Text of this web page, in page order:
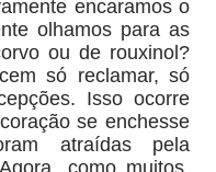
encaramos o
olhamos para as
ou de rouxinol?
só reclamar, só
Isso ocorre
se enchesse
atraídas pela
como muitos,